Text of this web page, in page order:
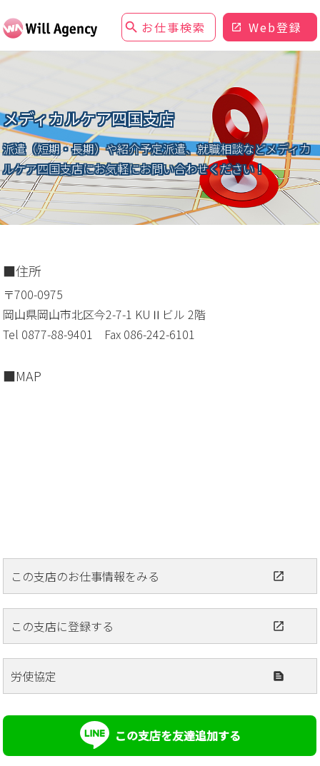
Web登録
お仕事検索
メディカルケア四国支店
派遣（短期・長期）や紹介予定派遣、就職相談などメディカ
ルケア四国支店にお気軽にお問い合わせください！
住所
〒700-0975
岡山県岡山市北区今2-7-1 KUⅡビル 2階
Tel 0877-88-9401 Fax 086-242-6101
MAP
この支店のお仕事情報をみる
この支店に登録する
労使協定
この支店を友達追加する